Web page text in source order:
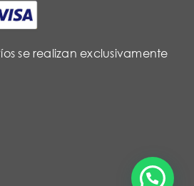
se realizan exclusivamente